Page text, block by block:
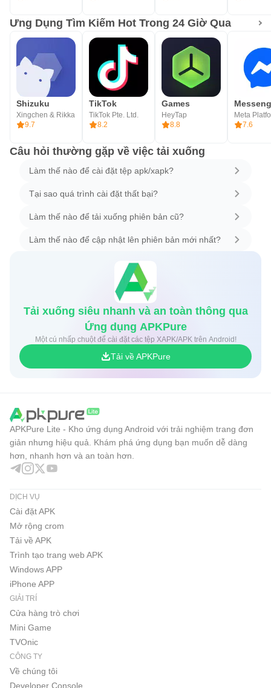
Ưng Dụng Tìm Kiếm Hot Trong 24 Giờ Qua
Shizuku
Xingchen & Rikka
9.7
TikTok
TikTok Pte. Ltd.
8.2
Games
HeyTap
8.8
7.6
Câu hỏi thường gặp về việc tải xuống
Làm thế nào để cài đặt tệp apk/xapk?
Tại sao quá trình cài đặt thất bại?
Làm thế nào để tải xuống phiên bản cũ?
Làm thế nào để cập nhật lên phiên bản mới nhất?
Tải xuống siêu nhanh và an toàn thông qua
Ứng dụng APKPure
Một cú nhấp chuột để cài đặt các tệp XAPK/APK trên Android!
Tải về APKPure
APKPure Lite - Kho ứng dụng Android với trải nghiệm trang đơn
giản nhưng hiệu quả. Khám phá ứng dụng bạn muốn dễ dàng
hơn, nhanh hơn và an toàn hơn.
DỊCH VỤ
Cài đặt APK
Mở rộng crom
Tải về APK
Trình tạo trang web APK
Windows APP
iPhone APP
GIẢI TRÍ
Cửa hàng trò chơi
Mini Game
TVOnic
CÔNG TY
Về chúng tôi
Developer Console